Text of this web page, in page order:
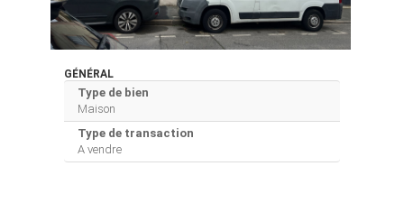
GÉNÉRAL
Type de bien
Maison
Type de transaction
A vendre